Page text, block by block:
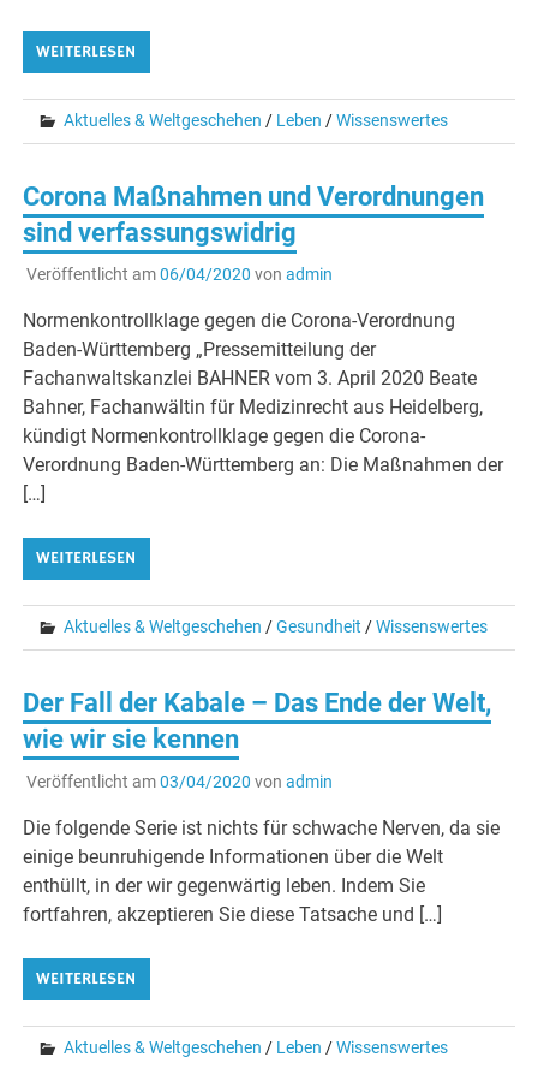
WEITERLESEN
Aktuelles & Weltgeschehen / Leben /Wissenswertes
Corona Maßnahmen und Verordnungen
sind verfassungswidrig
Veröffentlicht am06/04/2020 von admin
Normenkontrollklage gegen die Corona-Verordnung
Baden-Württemberg „Pressemitteilung der
Fachanwaltskanzlei BAHNER vom 3. April 2020 Beate
Bahner, Fachanwältin für Medizinrecht aus Heidelberg,
kündigt Normenkontrollklage gegen die Corona-
Verordnung Baden-Württemberg an: Die Maßnahmen der
[…]
WEITERLESEN
Aktuelles & Weltgeschehen /Gesundheit /Wissenswertes
Der Fall der Kabale – Das Ende der Welt,
wie wir sie kennen
Veröffentlicht am03/04/2020 von admin
Die folgende Serie ist nichts für schwache Nerven, da sie
einige beunruhigende Informationen über die Welt
enthüllt, in der wir gegenwärtig leben. Indem Sie
fortfahren, akzeptieren Sie diese Tatsache und […]
WEITERLESEN
Aktuelles & Weltgeschehen / Leben /Wissenswertes